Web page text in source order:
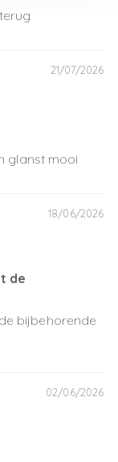
21/07/2026
glanst mooi
18/06/2026
de
bijbehorende
02/06/2026